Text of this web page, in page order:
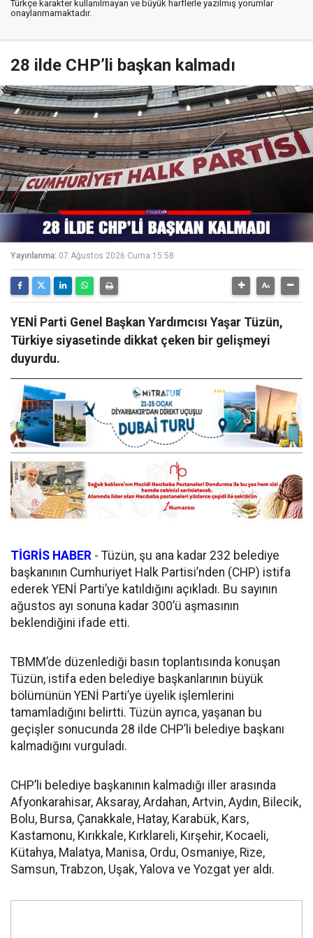
Türkçe karakter kullanılmayan ve büyük harflerle yazılmış yorumlar
onaylanmamaktadır.
28 ilde CHP’li başkan kalmadı
Yayınlanma: 07 Ağustos 2026 Cuma 15:58
YENİ Parti Genel Başkan Yardımcısı Yaşar Tüzün,
Türkiye siyasetinde dikkat çeken bir gelişmeyi
duyurdu.
TİGRİS HABER - Tüzün, şu ana kadar 232 belediye
başkanının Cumhuriyet Halk Partisi’nden (CHP) istifa
ederek YENİ Parti’ye katıldığını açıkladı. Bu sayının
ağustos ayı sonuna kadar 300’ü aşmasının
beklendiğini ifade etti.
TBMM’de düzenlediği basın toplantısında konuşan
Tüzün, istifa eden belediye başkanlarının büyük
bölümünün YENİ Parti’ye üyelik işlemlerini
tamamladığını belirtti. Tüzün ayrıca, yaşanan bu
geçişler sonucunda 28 ilde CHP’li belediye başkanı
kalmadığını vurguladı.
CHP’li belediye başkanının kalmadığı iller arasında
Afyonkarahisar, Aksaray, Ardahan, Artvin, Aydın, Bilecik,
Bolu, Bursa, Çanakkale, Hatay, Karabük, Kars,
Kastamonu, Kırıkkale, Kırklareli, Kırşehir, Kocaeli,
Kütahya, Malatya, Manisa, Ordu, Osmaniye, Rize,
Samsun, Trabzon, Uşak, Yalova ve Yozgat yer aldı.